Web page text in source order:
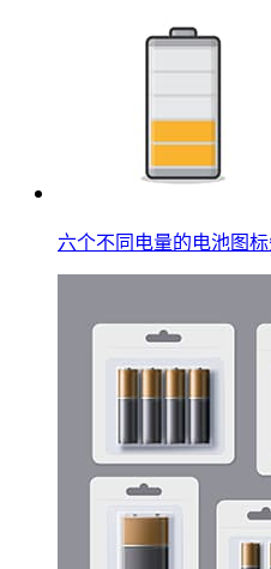
六个不同电量的电池图